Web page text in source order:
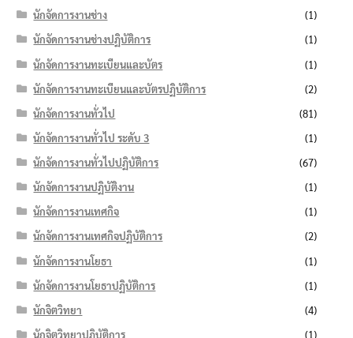
นักจัดการงานช่าง
(1)
นักจัดการงานช่างปฏิบัติการ
(1)
นักจัดการงานทะเบียนและบัตร
(1)
นักจัดการงานทะเบียนและบัตรปฏิบัติการ
(2)
นักจัดการงานทั่วไป
(81)
นักจัดการงานทั่วไป ระดับ 3
(1)
นักจัดการงานทั่วไปปฏิบัติการ
(67)
นักจัดการงานปฏิบัติงาน
(1)
นักจัดการงานเทศกิจ
(1)
นักจัดการงานเทศกิจปฏิบัติการ
(2)
นักจัดการงานโยธา
(1)
นักจัดการงานโยธาปฏิบัติการ
(1)
นักจิตวิทยา
(4)
นักจิตวิทยาปฏิบัติการ
(1)